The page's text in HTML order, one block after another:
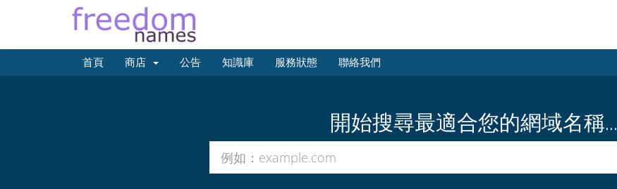
首頁 商店 公告 知識庫 服務狀態 聯絡我們
開始搜尋最適合您的網域名稱...